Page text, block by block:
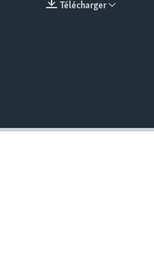
Télécharger